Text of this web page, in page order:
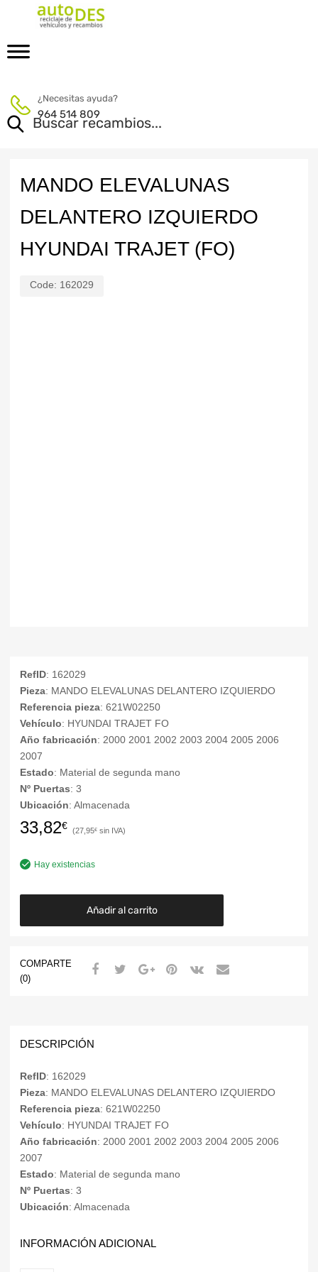
¿Necesitas ayuda?
964 514 809
MANDO ELEVALUNAS
DELANTERO IZQUIERDO
HYUNDAI TRAJET (FO)
Code: 162029
RefID: 162029
Pieza: MANDO ELEVALUNAS DELANTERO IZQUIERDO
Referencia pieza: 621W02250
Vehículo: HYUNDAI TRAJET FO
Año fabricación: 2000 2001 2002 2003 2004 2005 2006
2007
Estado: Material de segunda mano
Nº Puertas: 3
Ubicación: Almacenada
33,82€ 27,95€
Hay existencias
Añadir al carrito
COMPARTE
(0)
DESCRIPCIÓN
RefID: 162029
Pieza: MANDO ELEVALUNAS DELANTERO IZQUIERDO
Referencia pieza: 621W02250
Vehículo: HYUNDAI TRAJET FO
Año fabricación: 2000 2001 2002 2003 2004 2005 2006
2007
Estado: Material de segunda mano
Nº Puertas: 3
Ubicación: Almacenada
INFORMACIÓN ADICIONAL